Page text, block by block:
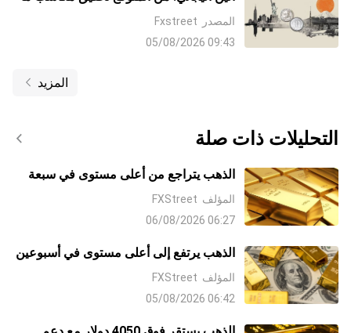
UOB
المصدر
Fxstreet
09:43 05/08/2026
المزيد
التحليلات ذات صلة
الذهب يتراجع من أعلى مستوى في سبعة
أسابيع مع صعوبة الثيران في إيجاد قبول
فوق 4300 دولار
المؤلف FXStreet
06:27 06/08/2026
الذهب يرتفع إلى أعلى مستوى في أسبوعين
مع تراجع الدولار على آمال التوصل إلى
اتفاق مع إيران وتراجع رهانات رفع معدلات
Fed
المؤلف FXStreet
06:42 05/08/2026